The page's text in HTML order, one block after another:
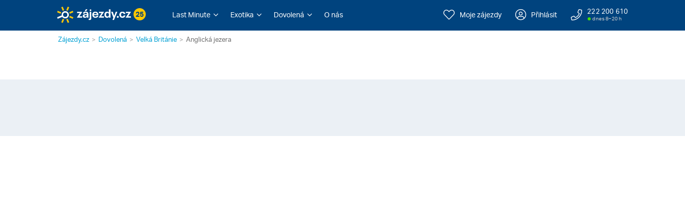
25 Last Minute Exotika Dovolená O nás Moje zájezdy Přihlásit 222 200 610
dnes 8–20 h
Zájezdy.cz Dovolená Velká Británie Anglická jezera